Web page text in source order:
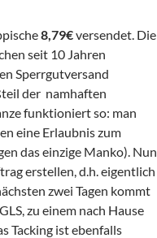
8,79€versendet. Die
seit 10 Jahren
Sperrgutversand
der namhaften
funktioniert so: man
eine Erlaubnis zum
das einzige Manko). Nun
erstellen, d.h. eigentlich
zwei Tagen kommt
zu einem nach Hause
Tacking ist ebenfalls